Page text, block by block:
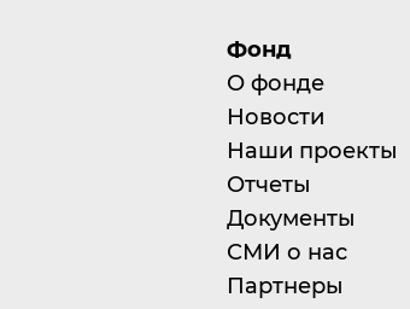
Фонд
О фонде
Новости
Наши проекты
Отчеты
Документы
СМИ о нас
Партнеры